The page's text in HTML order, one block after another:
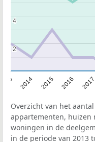
2014 2015 2016 2017
2
2
4
4
Overzicht van het
appartementen, huizen
woningen in de
in de periode van 2013